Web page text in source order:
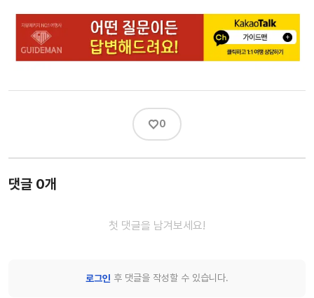
♡0
댓글 0개
첫 댓글을 남겨보세요!
로그인 후 댓글을 작성할 수 있습니다.